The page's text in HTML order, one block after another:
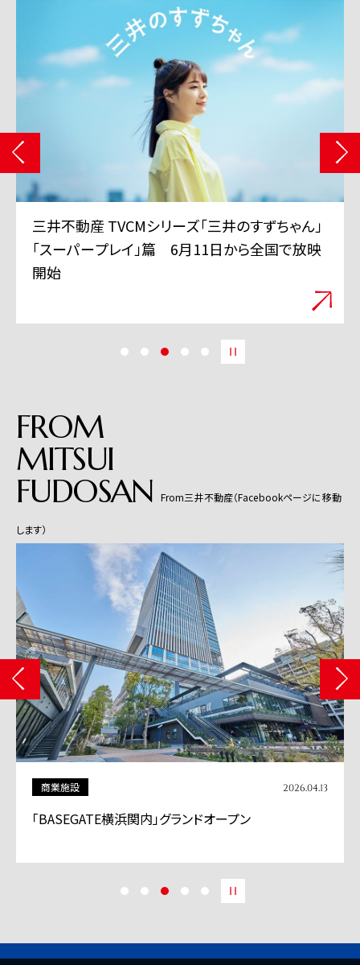
三井不動産 TVCMシリーズ「三井のすずちゃん」
「スーパープレイ」篇 6月11日から全国で放映
開始
FROM
MITSUI
FUDOSAN From三井不動産（Facebookページに移動
します）
商業施設 2026.04.13
「BASEGATE横浜関内」グランドオープン